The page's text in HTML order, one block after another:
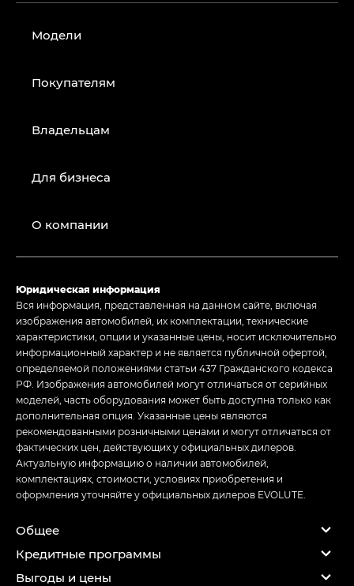
Модели
Покупателям
Владельцам
Для бизнеса
О компании
Юридическая информация
Вся информация, представленная на данном сайте, включая
изображения автомобилей, их комплектации, технические
характеристики, опции и указанные цены, носит исключительно
информационный характер и не является публичной офертой,
определяемой положениями статьи 437 Гражданского кодекса
РФ. Изображения автомобилей могут отличаться от серийных
моделей, часть оборудования может быть доступна только как
дополнительная опция. Указанные цены являются
рекомендованными розничными ценами и могут отличаться от
фактических цен, действующих у официальных дилеров.
Актуальную информацию о наличии автомобилей,
комплектациях, стоимости, условиях приобретения и
оформления уточняйте у официальных дилеров EVOLUTE.
Общее
Кредитные программы
Выгоды и цены